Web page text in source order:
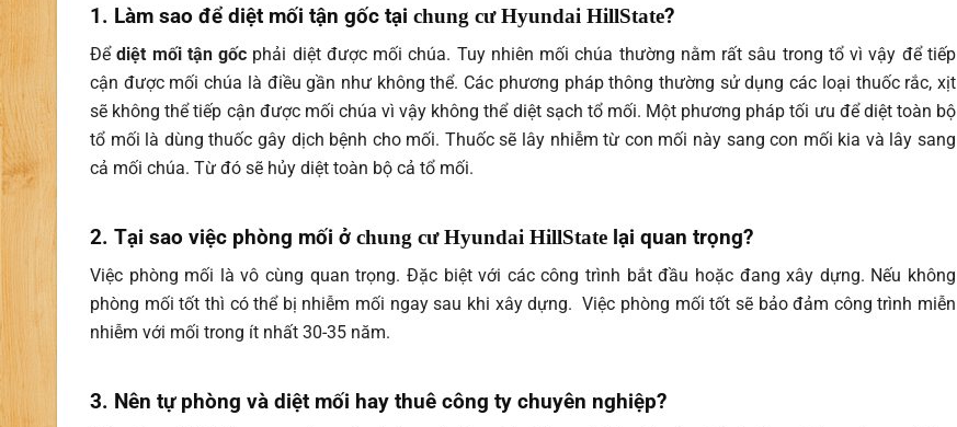
1. Làm sao để diệt mối tận gốc tại chung cưHyundai HillState?
Đểdiệt mối tận gốc phải diệt được mối chúa. Tuy nhiên mối chúa thường nằm rất sâu trong tổ vì vậy để tiếp
cận được mối chúa là điều gần như không thể. Các phương pháp thông thường sử dụng các loại thuốc rắc, xịt
sẽ không thể tiếp cận được mối chúa vì vậy không thể diệt sạch tổ mối. Một phương pháp tối ưu để diệt toàn bộ
tổ mối là dùng thuốc gây dịch bệnh cho mối. Thuốc sẽ lây nhiễm từ con mối này sang con mối kia và lây sang
cả mối chúa. Từ đó sẽ hủy diệt toàn bộ cả tổ mối.
2. Tại sao việc phòng mối ở chung cưHyundai HillState lại quan trọng?
Việc phòng mối là vô cùng quan trọng. Đặc biệt với các công trình bắt đầu hoặc đang xây dựng. Nếu không
phòng mối tốt thì có thể bị nhiễm mối ngay sau khi xây dựng. Việc phòng mối tốt sẽ bảo đảm công trình miễn
nhiễm với mối trong ít nhất 30-35 năm.
3. Nên tự phòng và diệt mối hay thuê công ty chuyên nghiệp?